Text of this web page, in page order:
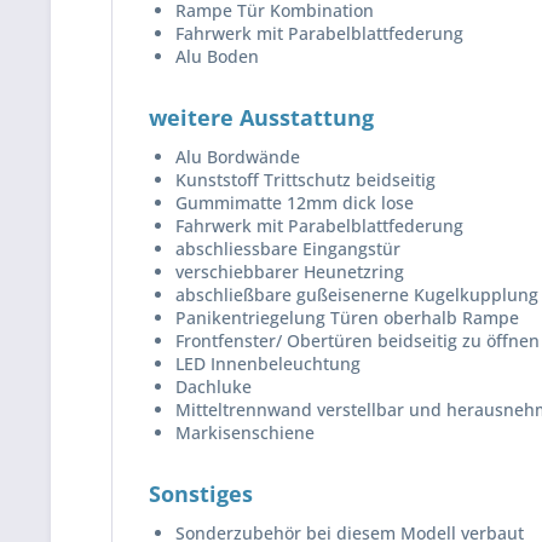
Rampe Tür Kombination
Fahrwerk mit Parabelblattfederung
Alu Boden
weitere Ausstattung
Alu Bordwände
Kunststoff Trittschutz beidseitig
Gummimatte 12mm dick lose
Fahrwerk mit Parabelblattfederung
abschliessbare Eingangstür
verschiebbarer Heunetzring
abschließbare gußeisenerne Kugelkupplung
Panikentriegelung Türen oberhalb Rampe
Frontfenster/ Obertüren beidseitig zu öffnen
LED Innenbeleuchtung
Dachluke
Mitteltrennwand verstellbar und
Markisenschiene
Sonstiges
Sonderzubehör bei diesem Modell verbaut